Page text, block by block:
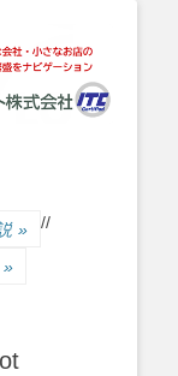
ジネスサポ
株式会社
ション
/
» /
»